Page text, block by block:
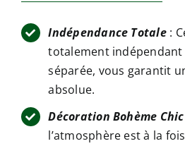
Indépendance Totale:
totalement indépendant
séparée, vous garantit
absolue.
Décoration Bohème Chic
l’atmosphère est à la